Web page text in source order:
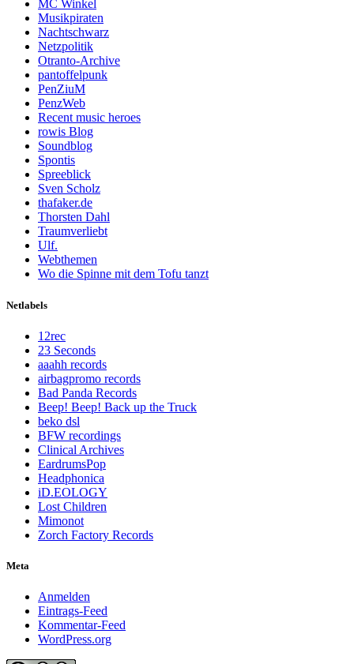
MC Winkel
Musikpiraten
Nachtschwarz
Netzpolitik
Otranto-Archive
pantoffelpunk
PenZiuM
PenzWeb
Recent music heroes
rowis Blog
Soundblog
Spontis
Spreeblick
Sven Scholz
thafaker.de
Thorsten Dahl
Traumverliebt
Ulf.
Webthemen
Wo die Spinne mit dem Tofu tanzt
Netlabels
12rec
23 Seconds
aaahh records
airbagpromo records
Bad Panda Records
Beep! Beep! Back up the Truck
beko dsl
BFW recordings
Clinical Archives
EardrumsPop
Headphonica
iD.EOLOGY
Lost Children
Mimonot
Zorch Factory Records
Meta
Anmelden
Eintrags-Feed
Kommentar-Feed
WordPress.org